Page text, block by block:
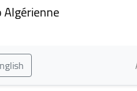
Algérienne